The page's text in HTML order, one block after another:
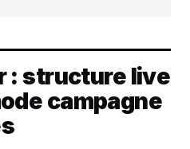
: structure live
campagne